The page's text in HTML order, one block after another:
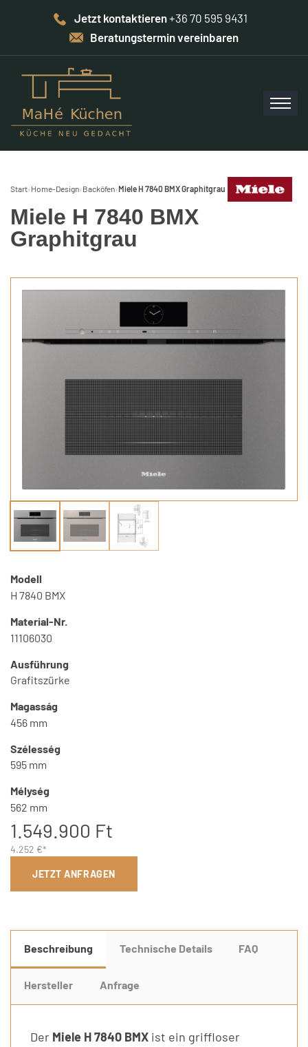
Jetzt kontaktieren+36 70 595 9431
Beratungstermin vereinbaren
Start› Home-Design› Backöfen›Miele H 7840 BMX Graphitgrau
Miele H 7840 BMX
Graphitgrau
Modell
H 7840 BMX
Material-Nr.
11106030
Ausführung
Grafitszürke
Magasság
456 mm
Szélesség
595 mm
Mélység
562 mm
1.549.900 Ft
4.252 €*
JETZT ANFRAGEN
Beschreibung Technische Details FAQ
Hersteller Anfrage
Der Miele H 7840 BMX ist ein griffloser